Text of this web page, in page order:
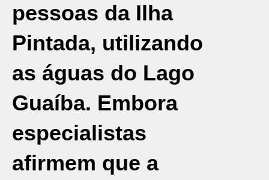
pessoas da Ilha
Pintada, utilizando
as águas do Lago
Guaíba. Embora
especialistas
afirmem que a